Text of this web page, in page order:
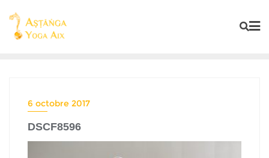
6 octobre 2017
DSCF8596